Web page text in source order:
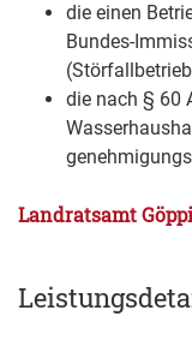
die einen
Bundes-
die nach § 60
Landratsamt